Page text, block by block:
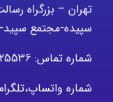
تهران – بزرگراه
سپیده-مجتمع سپید-پلاک 6- طبقه
شماره تماس: 22325536 – 021 ، 22325594 – 021
شماره واتساپ،تلگرام و ایتا: